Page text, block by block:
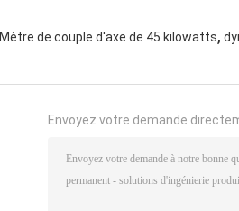
Mètre de couple d'axe de 45 kilowatts,
Envoyez votre demande